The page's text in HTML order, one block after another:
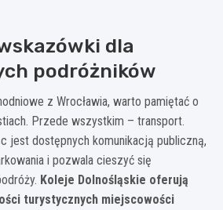
dla
podróżników
z Wrocławia, warto pamiętać o
Przede wszystkim – transport.
jest dostępnych komunikacją publiczną,
i pozwala cieszyć się
Koleje Dolnośląskie oferują
turystycznych miejscowości